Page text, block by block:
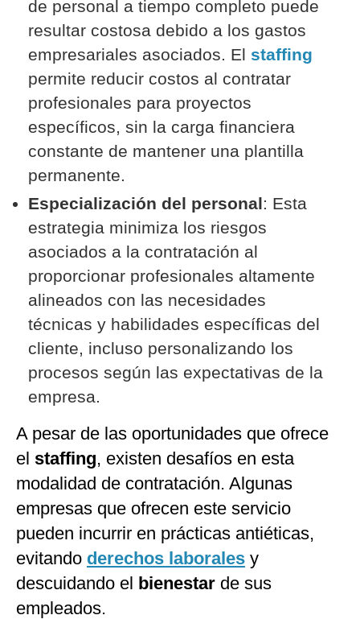
de personal a tiempo completo puede
resultar costosa debido a los gastos
empresariales asociados. El staffing
permite reducir costos al contratar
profesionales para proyectos
específicos, sin la carga financiera
constante de mantener una plantilla
permanente.
Especialización del personal: Esta
estrategia minimiza los riesgos
asociados a la contratación al
proporcionar profesionales altamente
alineados con las necesidades
técnicas y habilidades específicas del
cliente, incluso personalizando los
procesos según las expectativas de la
empresa.
A pesar de las oportunidades que ofrece
el staffing, existen desafíos en esta
modalidad de contratación. Algunas
empresas que ofrecen este servicio
pueden incurrir en prácticas antiéticas,
evitando derechos laborales y
descuidando el bienestar de sus
empleados.